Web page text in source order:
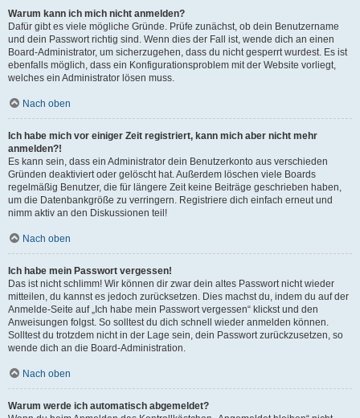
Warum kann ich mich nicht anmelden?
Dafür gibt es viele mögliche Gründe. Prüfe zunächst, ob dein Benutzername
und dein Passwort richtig sind. Wenn dies der Fall ist, wende dich an einen
Board-Administrator, um sicherzugehen, dass du nicht gesperrt wurdest. Es ist
ebenfalls möglich, dass ein Konfigurationsproblem mit der Website vorliegt,
welches ein Administrator lösen muss.
Nach oben
Ich habe mich vor einiger Zeit registriert, kann mich aber nicht mehr
anmelden?!
Es kann sein, dass ein Administrator dein Benutzerkonto aus verschieden
Gründen deaktiviert oder gelöscht hat. Außerdem löschen viele Boards
regelmäßig Benutzer, die für längere Zeit keine Beiträge geschrieben haben,
um die Datenbankgröße zu verringern. Registriere dich einfach erneut und
nimm aktiv an den Diskussionen teil!
Nach oben
Ich habe mein Passwort vergessen!
Das ist nicht schlimm! Wir können dir zwar dein altes Passwort nicht wieder
mitteilen, du kannst es jedoch zurücksetzen. Dies machst du, indem du auf der
Anmelde-Seite auf „Ich habe mein Passwort vergessen“ klickst und den
Anweisungen folgst. So solltest du dich schnell wieder anmelden können.
Solltest du trotzdem nicht in der Lage sein, dein Passwort zurückzusetzen, so
wende dich an die Board-Administration.
Nach oben
Warum werde ich automatisch abgemeldet?